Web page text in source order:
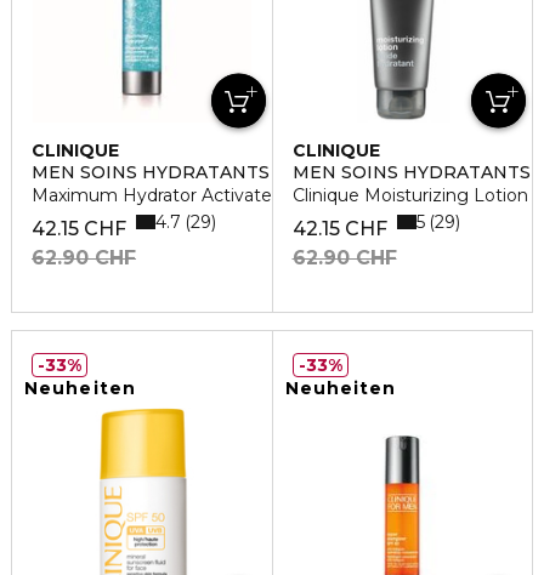
CLINIQUE
MEN SOINS HYDRATANTS
Maximum Hydrator Activated Water-Gel Concentrate
42.15 CHF
62.90 CHF
4.7 29
CLINIQUE
MEN SOINS HYDRATANTS
Clinique Moisturizing Lotion
42.15 CHF
62.90 CHF
5 29
Neuheiten
33%
Neuheiten
33%